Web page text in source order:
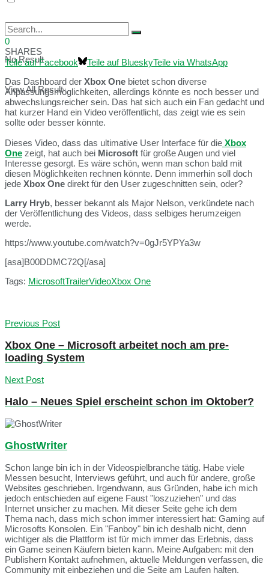
No Result
View All Result
0
SHARES
Teile auf Facebook
Teile auf BlueskyTeile via WhatsApp
Das Dashboard der Xbox One bietet schon diverse
Anpassungsmöglichkeiten, allerdings könnte es noch besser und
abwechslungsreicher sein. Das hat sich auch ein Fan gedacht und
hat kurzer Hand ein Video veröffentlicht, das zeigt wie es sein
sollte oder besser könnte.
Dieses Video, dass das ultimative User Interface für die Xbox
One zeigt, hat auch bei Microsoft für große Augen und viel
Interesse gesorgt. Es wäre schön, wenn man schon bald mit
diesen Möglichkeiten rechnen könnte. Denn immerhin soll doch
jede Xbox One direkt für den User zugeschnitten sein, oder?
Larry Hryb, besser bekannt als Major Nelson, verkündete nach
der Veröffentlichung des Videos, dass selbiges herumzeigen
werde.
https://www.youtube.com/watch?v=0gJr5YPYa3w
[asa]B00DDMC72Q[/asa]
Tags: MicrosoftTrailerVideoXbox One
Previous Post
Xbox One – Microsoft arbeitet noch am pre-
loading System
Next Post
Halo – Neues Spiel erscheint schon im Oktober?
GhostWriter
Schon lange bin ich in der Videospielbranche tätig. Habe viele
Messen besucht, Interviews geführt, und auch für andere, große
Websites geschrieben. Irgendwann, aus Gründen, habe ich mich
jedoch entschieden auf eigene Faust "loszuziehen" und das
Internet unsicher zu machen. Mit dieser Seite gehe ich dem
Thema nach, dass mich schon immer interessiert hat: Gaming auf
Microsofts Konsolen. Ein "Fanboy" bin ich deshalb nicht, denn
wichtiger als die Plattform ist für mich immer das Erlebnis, dass
ein Game seinen Käufern bieten kann. Meine Aufgaben: mit den
Publishern Kontakt aufnehmen, aktuelle Meldungen verfassen, die
Community mit einbeziehen und die Seite am Laufen halten.